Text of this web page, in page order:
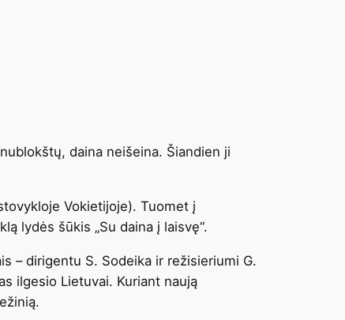
daina neišeina. Šiandien ji
Vokietijoje). Tuomet į
lydės šūkis „Su daina į laisvę“.
– dirigentu S. Sodeika ir režisieriumi G.
ilgesio Lietuvai. Kuriant naują